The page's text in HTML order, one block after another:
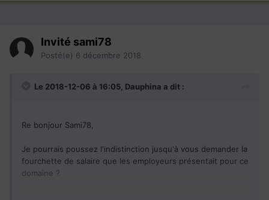
Invité sami78
Posté(e) 6 décembre 2018
Le 2018-12-06 à 16:05, Dauphina a dit :
Re bonjour Sami78,
Je pourrais poussez l'indistinction jusqu'à vous demander la
fourchette de salaire que les employeurs présentait pour ce
domaine ?